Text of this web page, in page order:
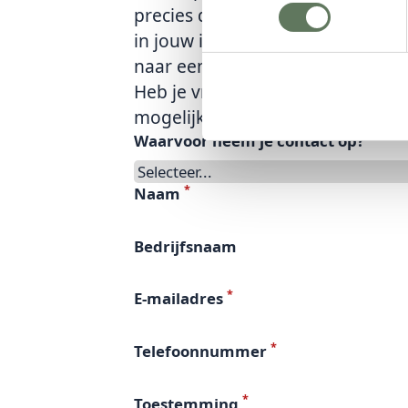
precies deze uitvoering zoekt of
in jouw interieur, wij denken met
naar een concreet voorstel.
Heb je vragen over de
mogelijkheden?
of
Waarvoor neem je contact op?
Naam*
Bedrijfsnaam
E-mailadres*
Telefoonnummer*
Toestemming*